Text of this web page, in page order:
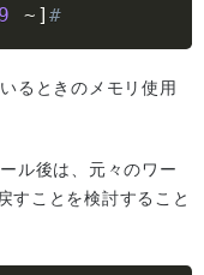
~ ]#
るときのメモリ使用
ル後は、元々のワー
すことを検討すること